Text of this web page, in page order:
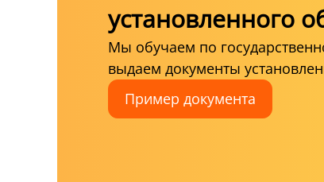
установленного
Мы обучаем по
выдаем документы
Пример документа